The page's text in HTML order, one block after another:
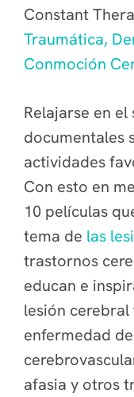
Constant
Traumática,
Conmoción
Relajarse en
documentales
actividades
Con esto en
10 películas
tema de las
trastornos
educan e
lesión cerebral
enfermedad
afasia y otros